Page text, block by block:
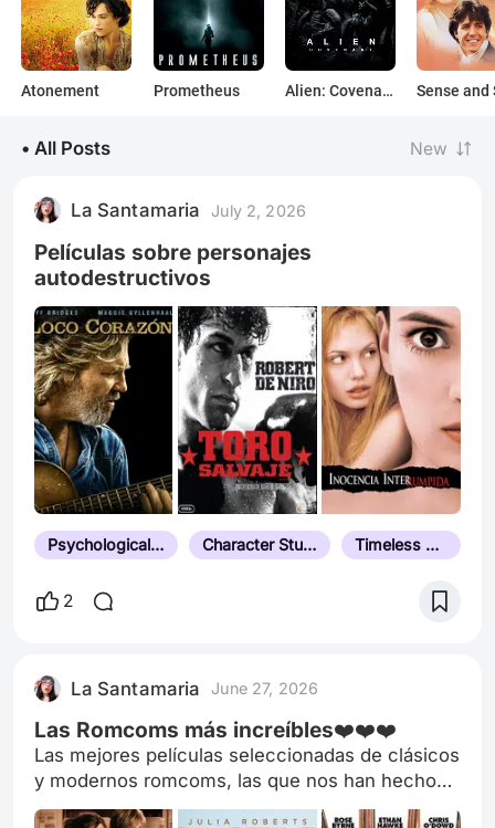
Atonement Prometheus Alien: Covenant
• All Posts New
La Santamaria July 2, 2026
Películas sobre personajes
autodestructivos
Psychological Drama Character Study Film Timeless Classic
2
La Santamaria June 27, 2026
Las Romcoms más increíbles❤️❤️❤️
Las mejores películas seleccionadas de clásicos
y modernos romcoms, las que nos han hecho
enamorar, reír y volver a creer en el amor.